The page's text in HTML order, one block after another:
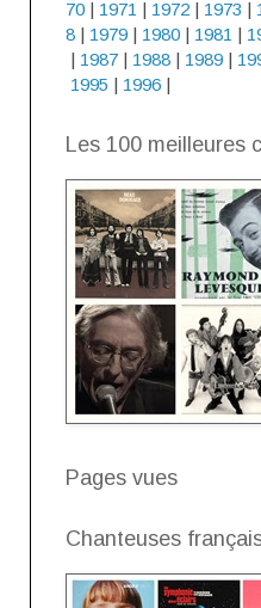
70| 1971 | 1972| 1973 |
8| 1979| 1980| 1981 |
| 1987| 1988| 1989|
1995 | 1996|
Les 100 meilleures
Pages vues
Chanteuses